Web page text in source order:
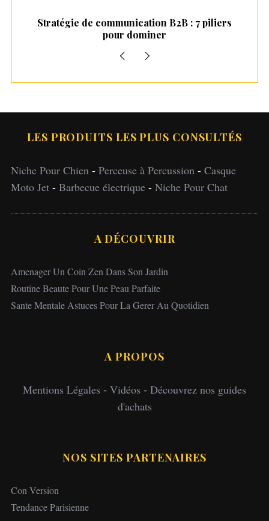
Stratégie de communication B2B : 7 piliers
pour dominer
LES PRODUITS LES PLUS CONSULTÉS
Niche Pour Chien - Perceuse à Percussion - Casque
Moto Jet- Barbecue électrique- Niche Pour Chat
A DÉCOUVRIR
Amenager Un Coin Zen Dans Son Jardin
Routine Beaute Pour Une Peau Parfaite
Sante Mentale Astuces Pour La Gerer Au Quotidien
A PROPOS
Mentions Légales - Vidéos - Découvrez nos guides
d'achats
NOS SITES PARTENAIRES
Con Version
Tendance Parisienne